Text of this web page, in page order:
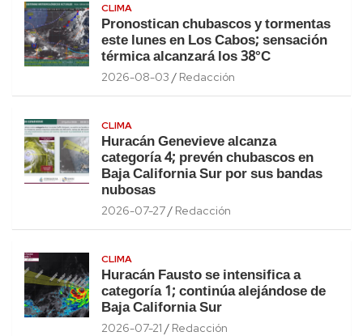
CLIMA
Pronostican chubascos y tormentas
este lunes en Los Cabos; sensación
térmica alcanzará los 38°C
2026-08-03 Redacción
CLIMA
Huracán Genevieve alcanza
categoría 4; prevén chubascos en
Baja California Sur por sus bandas
nubosas
2026-07-27 Redacción
CLIMA
Huracán Fausto se intensifica a
categoría 1; continúa alejándose de
Baja California Sur
2026-07-21 Redacción